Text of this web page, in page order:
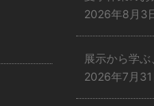
2026年8月3
展示から学
2026年7月31